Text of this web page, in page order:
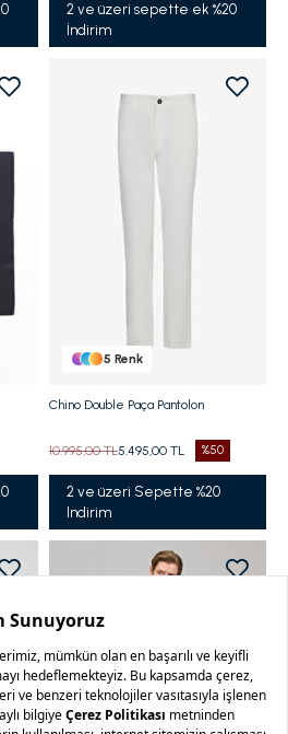
2 ve üzeri sepette ek %20
İndirim
5 Renk
Chino Double Paça Pantolon
10.995,00 TL5.495,00 TL %50
2 ve üzeri Sepette %20
Indirim